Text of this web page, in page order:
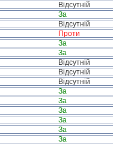
Відсутній
За
Відсутній
Проти
За
За
Відсутній
Відсутній
Відсутній
За
За
За
За
За
За